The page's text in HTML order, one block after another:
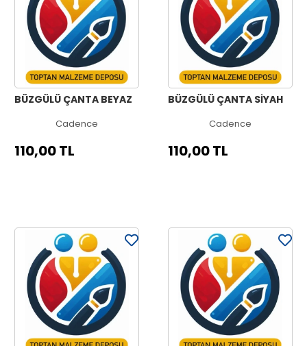
BÜZGÜLÜ ÇANTA BEYAZ
Cadence
110,00 TL
BÜZGÜLÜ ÇANTA SİYAH
Cadence
110,00 TL